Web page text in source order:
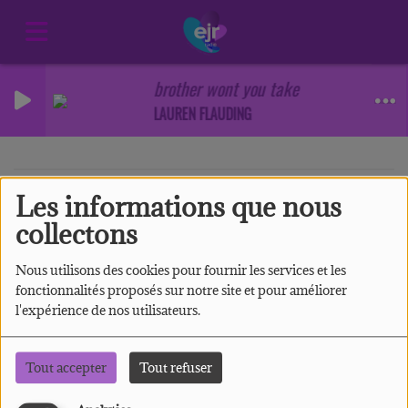
Les informations que nous
collectons
Nous utilisons des cookies pour fournir les services et les
fonctionnalités proposés sur notre site et pour améliorer
l'expérience de nos utilisateurs.
Tout accepter Tout refuser
brother wont you take this burden
LAUREN FLAUDING